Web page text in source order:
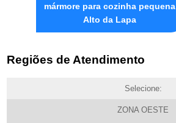
mármore para cozinha pequena
Alto da Lapa
Regiões de Atendimento
Selecione:
ZONA OESTE